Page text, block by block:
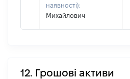
наявності):
Михайлович
12. Грошові активи